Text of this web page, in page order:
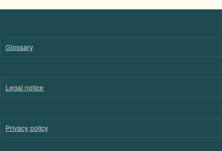
Glossary
Legal notice
Privacy policy